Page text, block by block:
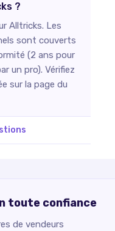
?
Alltricks. Les
sont couverts
(2 ans pour
un pro). Vérifiez
sur la page du
toute confiance
de vendeurs